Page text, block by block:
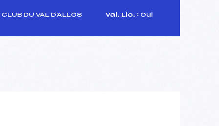
DU VAL D'ALLOS Val. Lic. : Oui